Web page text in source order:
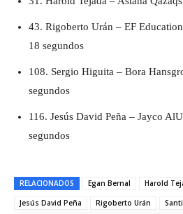
43. Rigoberto Urán – EF
18 segundos
108. Sergio Higuita – Bora
segundos
116. Jesús David Peña – Jayco
segundos
RELACIONADOS Egan Bernal Harold
Jesús David Peña
Rigoberto Urán